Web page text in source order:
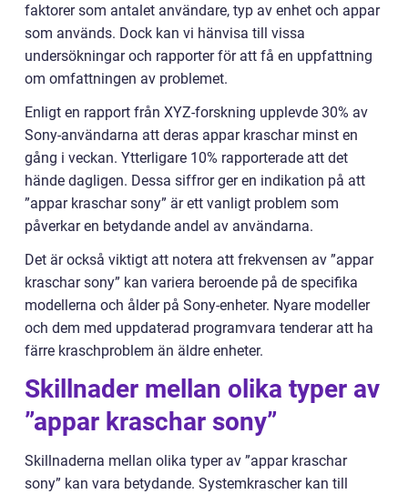
faktorer som antalet användare, typ av enhet och appar
som används. Dock kan vi hänvisa till vissa
undersökningar och rapporter för att få en uppfattning
om omfattningen av problemet.
Enligt en rapport från XYZ-forskning upplevde 30% av
Sony-användarna att deras appar kraschar minst en
gång i veckan. Ytterligare 10% rapporterade att det
hände dagligen. Dessa siffror ger en indikation på att
”appar kraschar sony” är ett vanligt problem som
påverkar en betydande andel av användarna.
Det är också viktigt att notera att frekvensen av ”appar
kraschar sony” kan variera beroende på de specifika
modellerna och ålder på Sony-enheter. Nyare modeller
och dem med uppdaterad programvara tenderar att ha
färre kraschproblem än äldre enheter.
Skillnader mellan olika typer av
”appar kraschar sony”
Skillnaderna mellan olika typer av ”appar kraschar
sony” kan vara betydande. Systemkrascher kan till